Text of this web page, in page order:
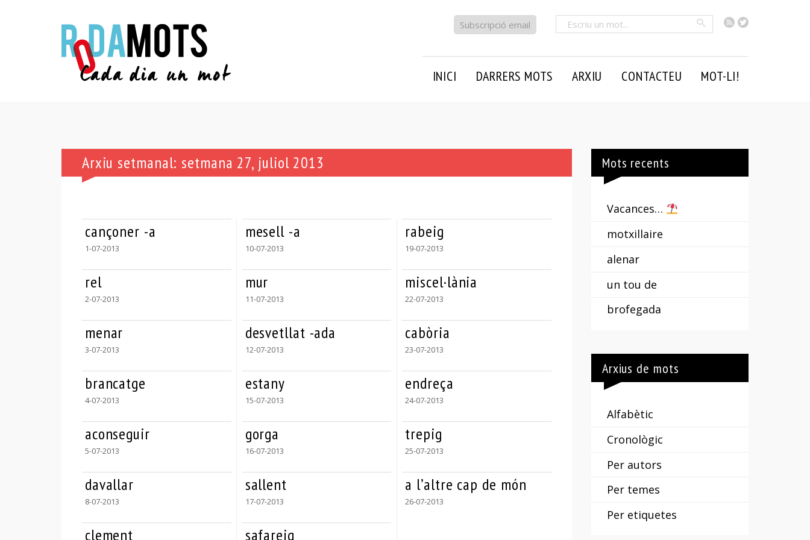
RSSTwitter
Cercar
Subscripció email
INICI DARRERS MOTS ARXIU CONTACTEU MOT-LI!
Arxiu setmanal: setmana 27, juliol 2013
cançoner -a
1-07-2013
rel
2-07-2013
menar
3-07-2013
brancatge
4-07-2013
aconseguir
5-07-2013
davallar
8-07-2013
clement
mesell -a
10-07-2013
mur
11-07-2013
desvetllat -ada
12-07-2013
estany
15-07-2013
gorga
16-07-2013
sallent
17-07-2013
safareig
rabeig
19-07-2013
miscel·lània
22-07-2013
cabòria
23-07-2013
endreça
24-07-2013
trepig
25-07-2013
a l’altre cap de món
26-07-2013
Mots recents
Vacances…
motxillaire
alenar
un tou de
brofegada
Arxius de mots
Alfabètic
Cronològic
Per autors
Per temes
Per etiquetes